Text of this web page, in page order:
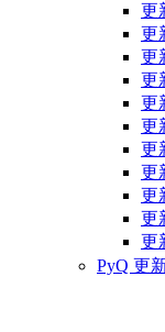
更
更
更
更
更
更
更
更
更
更
更
PyQ 更